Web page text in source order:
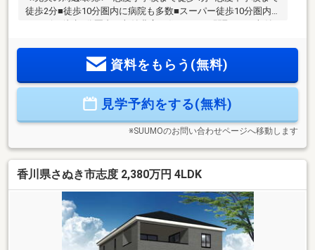
徒歩2分■徒歩10分圏内に病院も多数■スーパー徒歩10分圏内■
雨でも安心のインナーバルコニー≪安心の住宅性能≫■高断熱
×耐震等級3×低価格の新築住宅!■住宅性能表示制度7項目で最
資料をもらう(無料)
見学予約をする(無料)
※SUUMOのお問い合わせページへ移動します
香川県さぬき市志度 2,380万円 4LDK